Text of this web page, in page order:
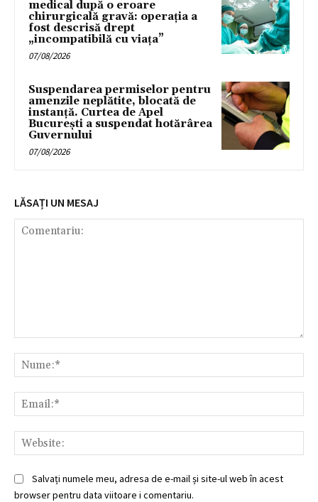
medical după o eroare
chirurgicală gravă: operația a
fost descrisă drept
„incompatibilă cu viața”
07/08/2026
Suspendarea permiselor pentru
amenzile neplătite, blocată de
instanță. Curtea de Apel
București a suspendat hotărârea
Guvernului
07/08/2026
LĂSAȚI UN MESAJ
Salvați numele meu, adresa de e-mail și site-ul web în acest
browser pentru data viitoare i comentariu.